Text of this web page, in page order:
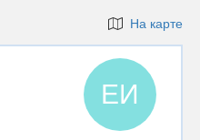
На карте
ЕИ